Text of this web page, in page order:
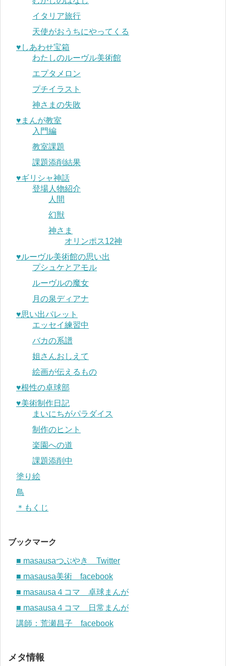
イタリア旅行
天使がおうちにやってくる
♥︎しあわせ宝箱
わたしのルーヴル美術館
エプタメロン
プチイラスト
神さまの失敗
♥︎まんが教室
入門編
教室課題
課題添削結果
♥︎ギリシャ神話
登場人物紹介
人間
幻獣
神さま
オリンポス12神
♥︎ルーヴル美術館の思い出
プシュケとアモル
ルーヴルの魔女
月の泉ディアナ
♥︎思い出パレット
エッセイ練習中
バカの系譜
姐さんおしえて
絵画が伝えるもの
♥︎根性の卓球部
♥︎美術制作日記
まいにちがパラダイス
制作のヒント
楽園への道
課題添削中
塗り絵
鳥
＊もくじ
ブックマーク
■ masausaつぶやき Twitter
■ masausa美術 facebook
■ masausa４コマ 卓球まんが
■ masausa４コマ 日常まんが
講師：荒瀬昌子 facebook
メタ情報